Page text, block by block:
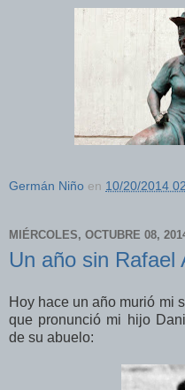
Germán Niño en 10/20/2014
MIÉRCOLES, OCTUBRE 08,
Un año sin Rafael
Hoy hace un año murió mi
que pronunció mi hijo
de su abuelo: